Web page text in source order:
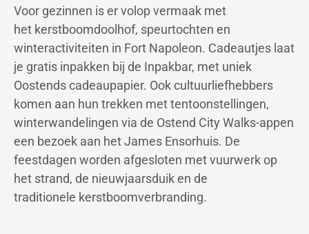
Voor gezinnen is er volop vermaak met
het kerstboomdoolhof, speurtochten en
winteractiviteiten in Fort Napoleon. Cadeautjes laat
je gratis inpakken bij de Inpakbar, met uniek
Oostends cadeaupapier. Ook cultuurliefhebbers
komen aan hun trekken met tentoonstellingen,
winterwandelingen via de Ostend City Walks-appen
een bezoek aan het James Ensorhuis. De
feestdagen worden afgesloten met vuurwerk op
het strand, de nieuwjaarsduik en de
traditionele kerstboomverbranding.